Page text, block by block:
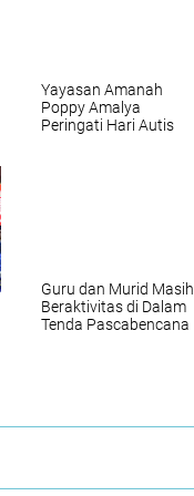
Yayasan Amanah
Poppy Amalya
Peringati Hari Autis
Guru dan Murid Masih
Beraktivitas di Dalam
Tenda Pascabencana